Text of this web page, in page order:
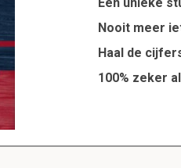
Nooit meer
Haal de
100% zeker